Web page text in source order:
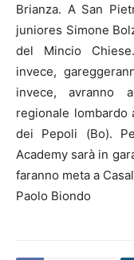
Brianza. A San
juniores Simone
del Mincio
invece,
invece, avranno
regionale
dei Pepoli (Bo).
Academy sarà in
faranno meta a
Paolo Biondo